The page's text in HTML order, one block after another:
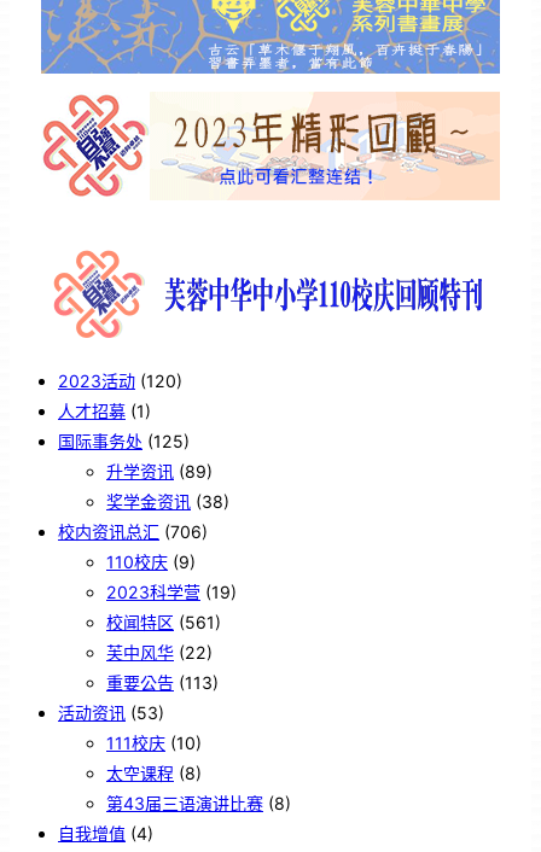
2023活动 (120)
人才招募 (1)
国际事务处 (125)
升学资讯 (89)
奖学金资讯 (38)
校内资讯总汇 (706)
110校庆 (9)
2023科学营 (19)
校闻特区 (561)
芙中风华 (22)
重要公告 (113)
活动资讯 (53)
111校庆 (10)
太空课程 (8)
第43届三语演讲比赛 (8)
自我增值 (4)